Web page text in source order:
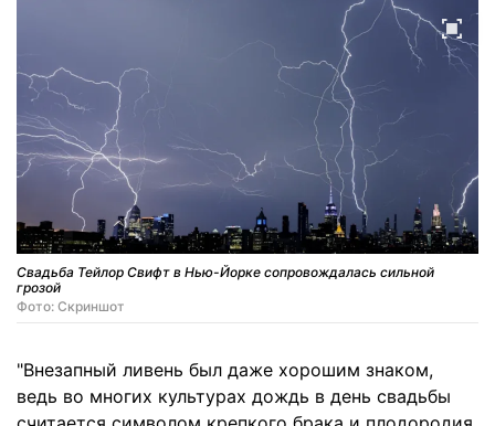
Свадьба Тейлор Свифт в Нью-Йорке сопровождалась сильной
грозой
Фото: Скриншот
"Внезапный ливень был даже хорошим знаком,
ведь во многих культурах дождь в день свадьбы